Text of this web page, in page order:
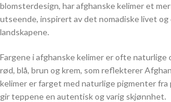
blomsterdesign, har afghanske kelimer et
utseende, inspirert av det nomadiske livet
landskapene.
Fargene i afghanske kelimer er ofte
rød, blå, brun og krem, som reflekterer
kelimer er farget med naturlige pigmenter fra
gir teppene en autentisk og varig skjønnhet.